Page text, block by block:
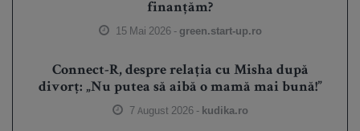
finanțăm?
15 Mai 2026 - green.start-up.ro
Connect-R, despre relația cu Misha după
divorț: „Nu putea să aibă o mamă mai bună!”
7 August 2026 - kudika.ro